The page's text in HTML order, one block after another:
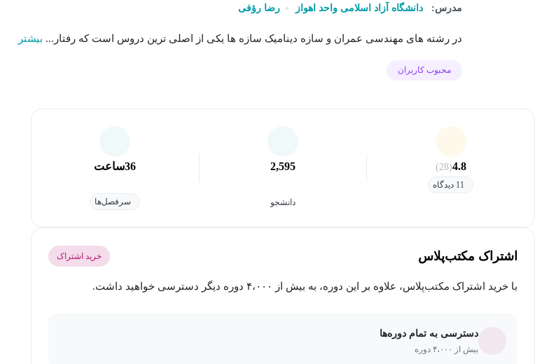
مدرس: دانشگاه آزاد اسلامی واحد اهواز رضا رؤفی
در رشته های مهندسی عمران و سازه دینامیک سازه ها یکی از اصلی ترین دروس است که رفتار... بیشتر
محبوب کاربران
4.8
(28)
11 دیدگاه
2,595
دانشجو
36ساعت
سرفصل‌ها
اشتراک مکتب‌پلاس خرید اشتراک
با خرید اشتراک مکتب‌پلاس، علاوه بر این دوره، به بیش از ۴،۰۰۰ دوره دیگر دسترسی خواهید داشت.
دسترسی به تمام دوره‌ها
بیش از ۴،۰۰۰ دوره